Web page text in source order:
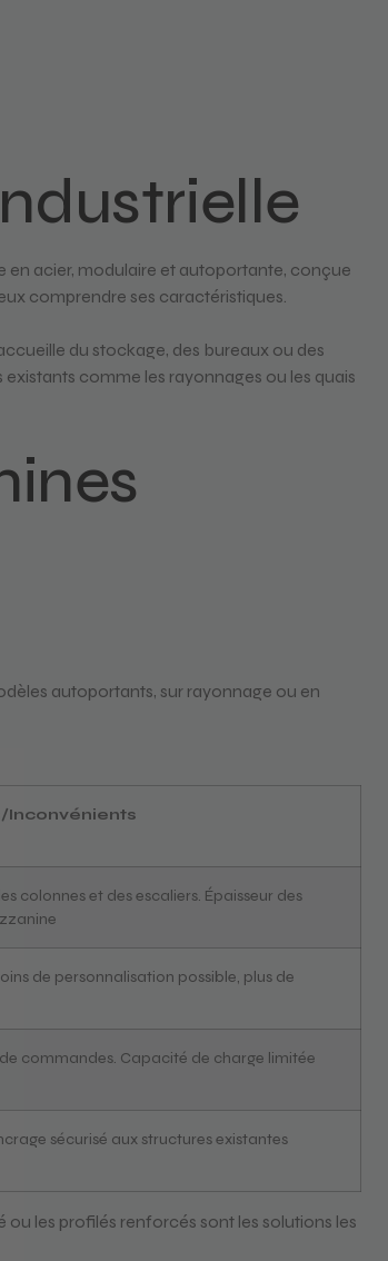
en acier, modulaire et autoportante, conçue
comprendre ses caractéristiques.
du stockage, des bureaux ou des
comme les rayonnages ou les quais
autoportants, sur rayonnage ou en
Inconvénients
colonnes et des escaliers. Épaisseur des
de personnalisation possible, plus de
commandes. Capacité de charge limitée
sécurisé aux structures existantes
les profilés renforcés sont les solutions les